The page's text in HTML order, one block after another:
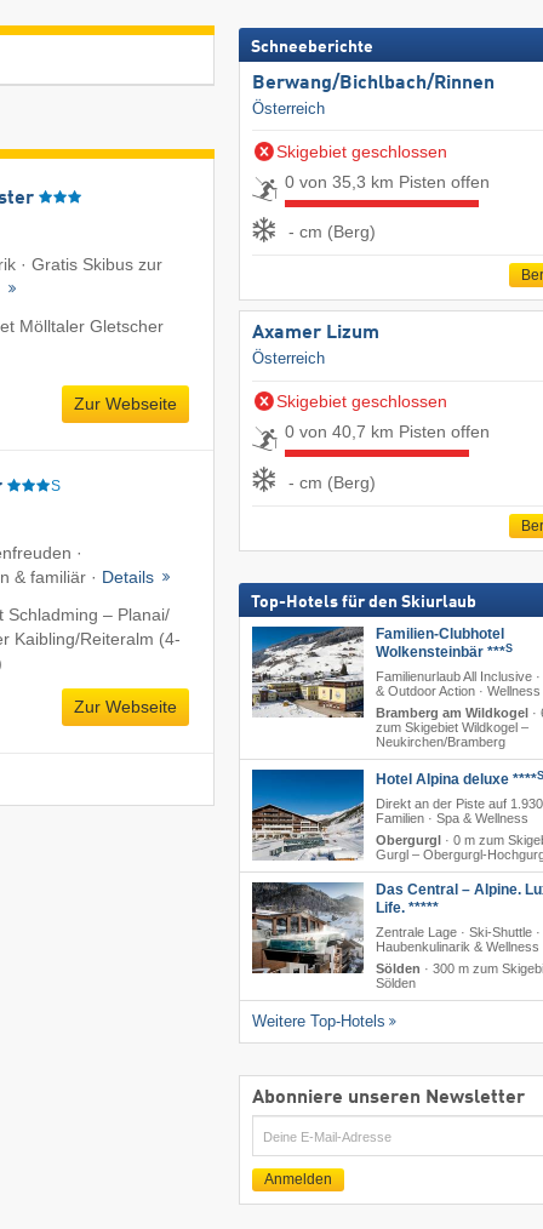
· Gratis Skibus zur
Mölltaler Gletscher
Zur Webseite
S
·
& familiär · Details
Schladming – Planai/​
Kaibling/​Reiteralm (4-
Zur Webseite
Schneeberichte
Berwang/​Bichlbach/​Rinnen
Österreich
Skigebiet geschlossen
0 von 35,3 km Pisten offen
- cm (Berg)
Axamer Lizum
Österreich
Skigebiet geschlossen
0 von 40,7 km Pisten offen
- cm (Berg)
Top-Hotels für den Skiurlaub
Familien-Clubhotel
Wolkensteinbär ***S
Familienurlaub All Inclusive
& Outdoor Action · Wellness
Bramberg am Wildkogel·
zum Skigebiet Wildkogel –
Neukirchen/​Bramberg
Hotel Alpina deluxe ****S
Direkt an der Piste auf
Familien · Spa & Wellness
Obergurgl· 0 m zum
Gurgl – Obergurgl-
Das Central – Alpine.
Life. *****
Zentrale Lage · Ski-Shuttle
Haubenkulinarik & Wellness
Sölden · 300 m zum
Sölden
Weitere Top-Hotels
Abonniere unseren Newsletter
E-
Mail
Anmelden